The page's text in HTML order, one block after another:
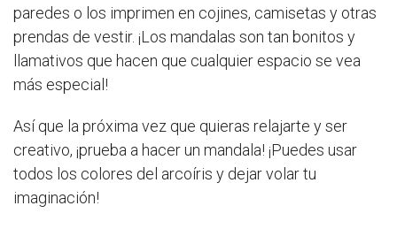
paredes o los imprimen en cojines, camisetas y otras
prendas de vestir. ¡Los mandalas son tan bonitos y
llamativos que hacen que cualquier espacio se vea
más especial!
Así que la próxima vez que quieras relajarte y ser
creativo, ¡prueba a hacer un mandala! ¡Puedes usar
todos los colores del arcoíris y dejar volar tu
imaginación!